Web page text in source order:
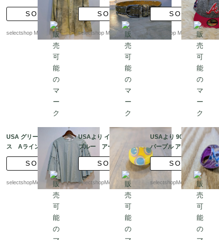
シャツ M程度 イエロ
ー 胸ポケット
SOLD
selectshop Merci.
ベルト レザー ブラウ
ン ユーロ直輸入
SOLD
selectshop Merci.
キャップ - 7 3/8 cap 帽
子 厚手 コットン ユ
ーロ直輸入 NEW ER
SOLD
selectshop Merci.
USA グリーン ブラウ
ス Aライン ６－７
部袖 フリル袖 Sサ
イズ(計測Lサイズ ス
SOLD
selectshopMerci.
USAより イエロー
ブルー アート 渦巻き
ドット ルーサイト リ
ング、ステートメント
リング 見事なリング
水玉
SOLD
selectshopMerci.
USAより 90s ピンク
パープル アクア アート
渦巻き ルーサイト リン
グ、ステートメント リ
ング デッドストッ
ク 見事なヴォーグ リ
SOLD
selectshopMerci.